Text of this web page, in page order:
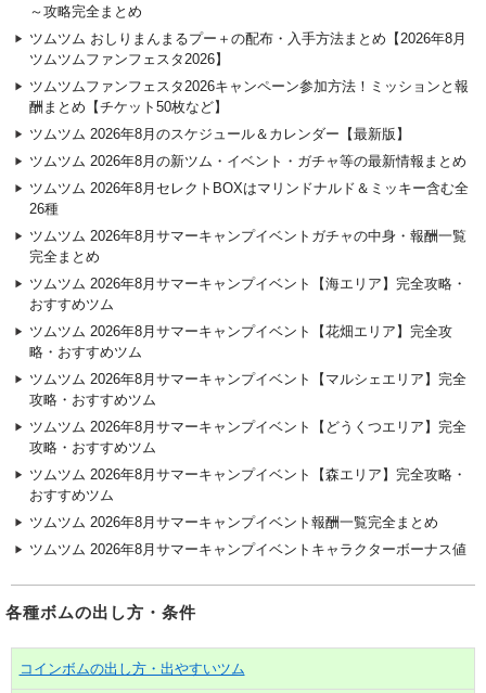
～攻略完全まとめ
ツムツム おしりまんまるプー＋の配布・入手方法まとめ【2026年8月
ツムツムファンフェスタ2026】
ツムツムファンフェスタ2026キャンペーン参加方法！ミッションと報
酬まとめ【チケット50枚など】
ツムツム 2026年8月のスケジュール＆カレンダー【最新版】
ツムツム 2026年8月の新ツム・イベント・ガチャ等の最新情報まとめ
ツムツム 2026年8月セレクトBOXはマリンドナルド＆ミッキー含む全
26種
ツムツム 2026年8月サマーキャンプイベントガチャの中身・報酬一覧
完全まとめ
ツムツム 2026年8月サマーキャンプイベント【海エリア】完全攻略・
おすすめツム
ツムツム 2026年8月サマーキャンプイベント【花畑エリア】完全攻
略・おすすめツム
ツムツム 2026年8月サマーキャンプイベント【マルシェエリア】完全
攻略・おすすめツム
ツムツム 2026年8月サマーキャンプイベント【どうくつエリア】完全
攻略・おすすめツム
ツムツム 2026年8月サマーキャンプイベント【森エリア】完全攻略・
おすすめツム
ツムツム 2026年8月サマーキャンプイベント報酬一覧完全まとめ
ツムツム 2026年8月サマーキャンプイベントキャラクターボーナス値
各種ボムの出し方・条件
コインボムの出し方・出やすいツム